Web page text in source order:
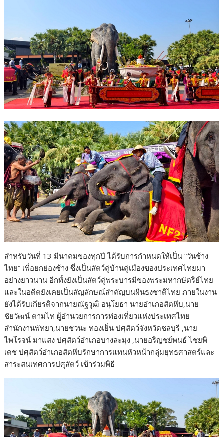
สำหรับวันที่ 13 มีนาคมของทุกปี ได้รับการกำหนดให้เป็น “วันช้าง
ไทย” เพื่อยกย่องช้าง ซึ่งเป็นสัตว์คู่บ้านคู่เมืองของประเทศไทยมา
อย่างยาวนาน อีกทั้งยังเป็นสัตว์คู่พระบารมีของพระมหากษัตริย์ไทย
และในอดีตยังเคยเป็นสัญลักษณ์สำคัญบนผืนธงชาติไทย ภายในงาน
ยังได้รับเกียรติจากนายณัฐวุฒิ อนุโยธา นายอำเภอสัตหีบ,นาย
ชัยวัฒน์ ตามไท ผู้อำนวยการการท่องเที่ยวแห่งประเทศไทย
สำนักงานพัทยา,นายชวนะ ทองเย็น ปศุสัตว์จังหวัดชลบุรี ,นาย
ไพโรจน์ มาแสง ปศุสัตว์อำเภอบางละมุง ,นายอริญชย์พนธ์ ไชยพิ
เดช ปศุสัตว์อำเภอสัตหีบรักษาการแทนหัวหน้ากลุ่มยุทธศาสตร์และ
สาระสนเทศการปศุสัตว์ เข้าร่วมพิธี